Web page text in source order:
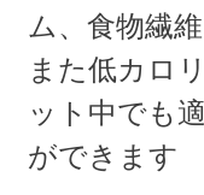
ム、食物繊
また低カロ
ット中でも
ができます